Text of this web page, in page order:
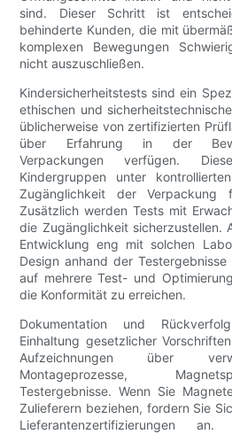
sind. Dieser Schritt ist
behinderte Kunden, die mit
komplexen Bewegungen
nicht auszuschließen.
Kindersicherheitstests sind ein
ethischen und
üblicherweise von zertifizierten
über Erfahrung in der
Verpackungen verfügen.
Kindergruppen unter
Zugänglichkeit der
Zusätzlich werden Tests mit
die Zugänglichkeit sicherzustellen.
Entwicklung eng mit solchen
Design anhand der
auf mehrere Test- und
die Konformität zu erreichen.
Dokumentation und
Einhaltung gesetzlicher
Aufzeichnungen über
Montageprozesse,
Testergebnisse. Wenn Sie
Zulieferern beziehen, fordern Sie
Lieferantenzertifizierungen an.